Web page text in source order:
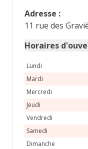
7
14
21
28
Adresse :
11 rue des
Horaires
Lundi
Mardi
Mercredi
Jeudi
Vendredi
Samedi
Dimanche